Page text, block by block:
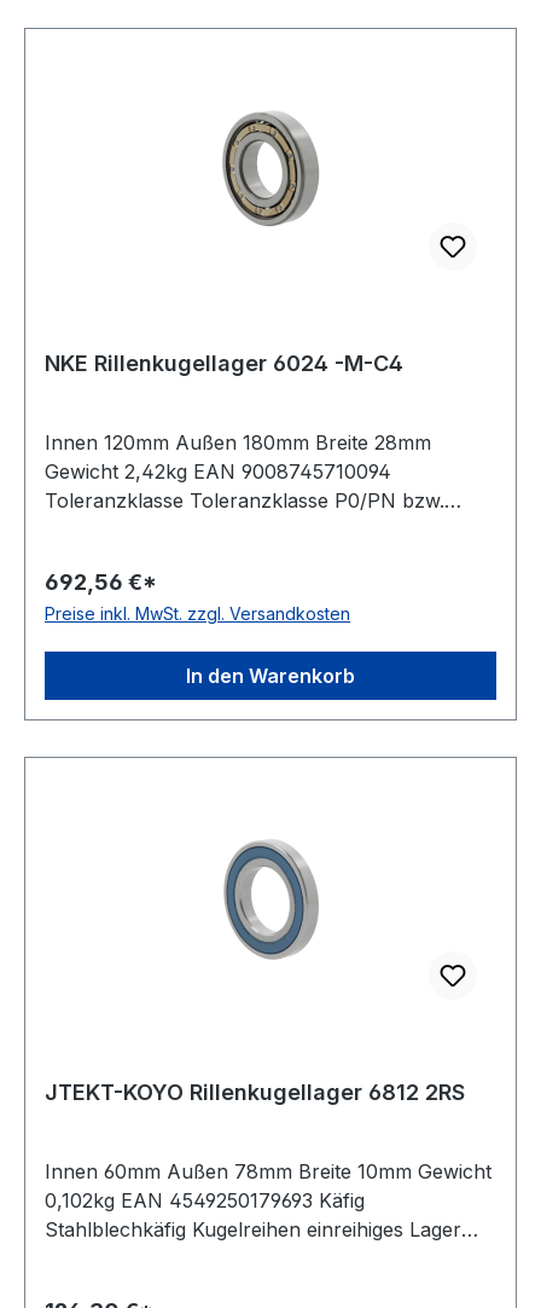
NKE Rillenkugellager 6024 -M-C4
Innen 120mm Außen 180mm Breite 28mm
Gewicht 2,42kg EAN 9008745710094
Toleranzklasse Toleranzklasse P0/PN bzw.
Stromisolierung keine Material Standard-
Wälzlagerstahl Material der Wälzkörper
Flansch/Nut Dichtung keine, offenes Lager Käfig
Messingkäfig Bohrung zylindrische Bohrung
692,56 €*
Preise inkl. MwSt. zzgl. Versandkosten
In den Warenkorb
JTEKT-KOYO Rillenkugellager 6812 2RS
Innen 60mm Außen 78mm Breite 10mm Gewicht
0,102kg EAN 4549250179693 Käfig
Stahlblechkäfig Kugelreihen einreihiges Lager